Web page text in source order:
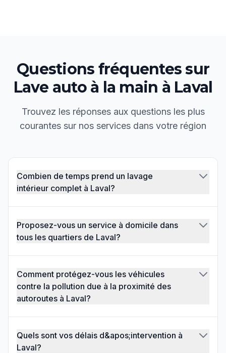
Questions fréquentes sur
Lave auto à la main à Laval
Trouvez les réponses aux questions les plus
courantes sur nos services dans votre région
Combien de temps prend un lavage
intérieur complet à Laval?
Proposez-vous un service à domicile dans
tous les quartiers de Laval?
Comment protégez-vous les véhicules
contre la pollution due à la proximité des
autoroutes à Laval?
Quels sont vos délais d&apos;intervention à
Laval?